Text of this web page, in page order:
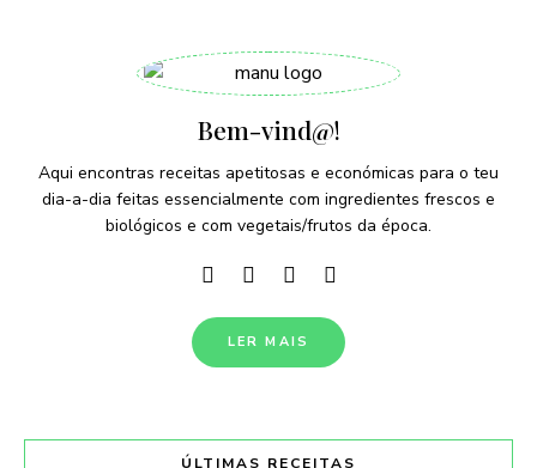
Bem-vind@!
Aqui encontras receitas apetitosas e económicas para o teu
dia-a-dia feitas essencialmente com ingredientes frescos e
biológicos e com vegetais/frutos da época.
LER MAIS
ÚLTIMAS RECEITAS